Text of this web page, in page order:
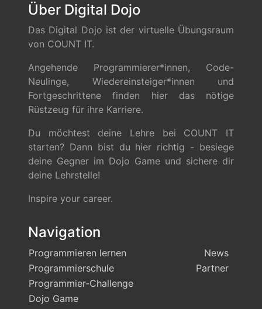
Über Digital Dojo
Das Digital Dojo ist der virtuelle Übungsraum
von COUNT IT.
Angehende Programmierer*innen, Code-
Neulinge, Wiedereinsteiger*innen und
Fortgeschrittene finden hier das nötige
Rüstzeug für ihre Karriere.
Du möchtest deine Lehre bei COUNT IT
starten? Dann bist du hier richtig - besiege
deine Gegner im Dojo Game und sichere dir
deine Lehrstelle!
Inspire your career.
Navigation
Programmieren lernen
News
Programmierschule
Partner
Programmier-Challenge
Dojo Game